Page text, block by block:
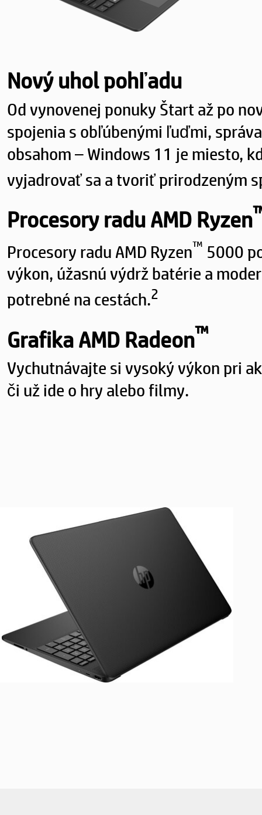
Nový uhol pohľadu
Od vynovenej ponuky Štart až po
spojenia s obľúbenými ľuďmi,
obsahom – Windows 11 je miesto,
vyjadrovať sa a tvoriť prirodzeným
Procesory radu AMD Ryzen
Procesory radu AMD Ryzen™ 5000
výkon, úžasnú výdrž batérie a
potrebné na cestách.2
Grafika AMD Radeon™
Vychutnávajte si vysoký výkon pri
či už ide o hry alebo filmy.